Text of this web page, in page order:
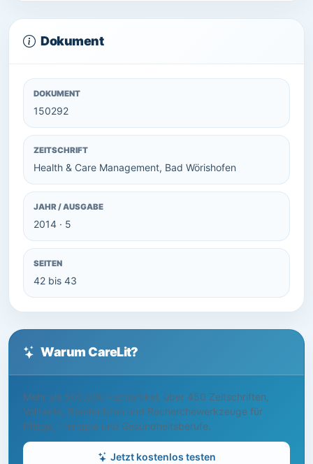
Dokument
DOKUMENT
150292
ZEITSCHRIFT
Health & Care Management, Bad Wörishofen
JAHR / AUSGABE
2014 · 5
SEITEN
42 bis 43
Warum CareLit?
Mehr als 500.000 Fachartikel, über 450 Zeitschriften,
Volltexte, Readerlisten und Recherchewerkzeuge für
Pflege, Therapie und Gesundheitsberufe.
Jetzt kostenlos testen